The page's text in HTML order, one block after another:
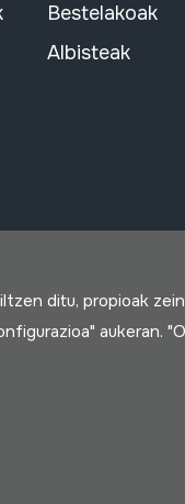
Bestelakoak
Albisteak
ditu, propioak
aukeran.